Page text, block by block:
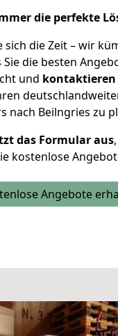
die perfekte
sich die Zeit – wir
die besten
und kontaktieren
nach Beilngries zu
das Formular aus
kostenlose
Angebote